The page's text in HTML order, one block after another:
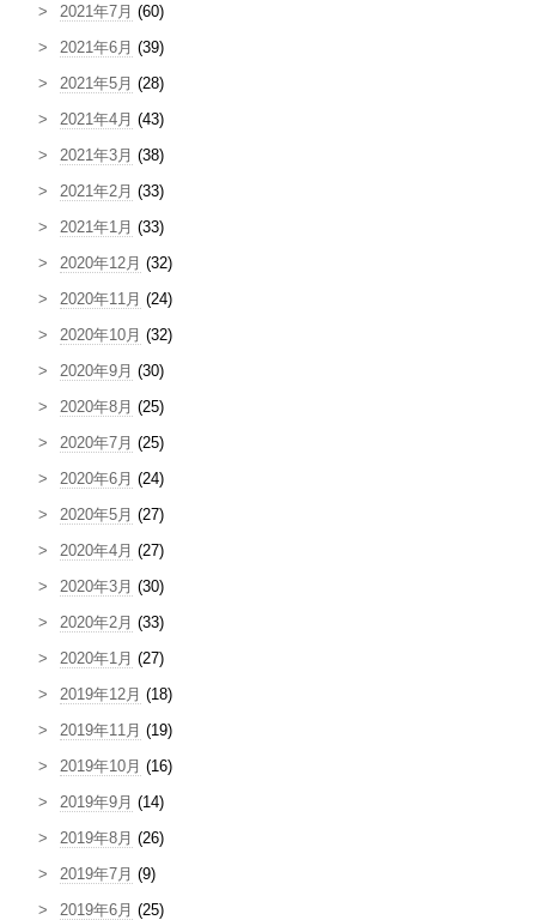
2021年7月 (60)
2021年6月 (39)
2021年5月 (28)
2021年4月 (43)
2021年3月 (38)
2021年2月 (33)
2021年1月 (33)
2020年12月 (32)
2020年11月 (24)
2020年10月 (32)
2020年9月 (30)
2020年8月 (25)
2020年7月 (25)
2020年6月 (24)
2020年5月 (27)
2020年4月 (27)
2020年3月 (30)
2020年2月 (33)
2020年1月 (27)
2019年12月 (18)
2019年11月 (19)
2019年10月 (16)
2019年9月 (14)
2019年8月 (26)
2019年7月 (9)
2019年6月 (25)